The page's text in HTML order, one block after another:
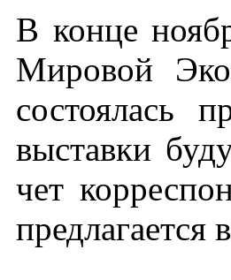
В кон­це
Ми­ровой
сос­то­ялась
выс­тавки
чет